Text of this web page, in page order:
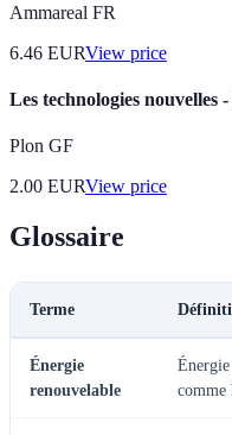
Ammareal FR
6.46 EURView price
Les technologies nouvelles
Plon GF
2.00 EURView price
Glossaire
Terme
Énergie
renouvelable
Énergie
comme